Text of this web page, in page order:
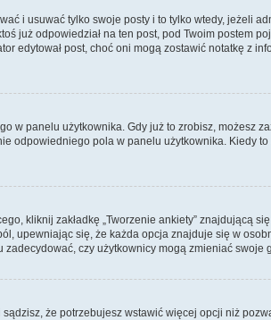
i usuwać tylko swoje posty i to tylko wtedy, jeżeli
już odpowiedział na ten post, pod Twoim postem
edytował post, choć oni mogą zostawić notatkę z
w panelu użytkownika. Gdy już to zrobisz, możesz
odpowiedniego pola w panelu użytkownika. Kiedy
kliknij zakładkę „Tworzenie ankiety”
upewniając się, że każda opcja znajduje się w
czy użytkownicy mogą zmieniać swoje
że potrzebujesz wstawić więcej opcji niż